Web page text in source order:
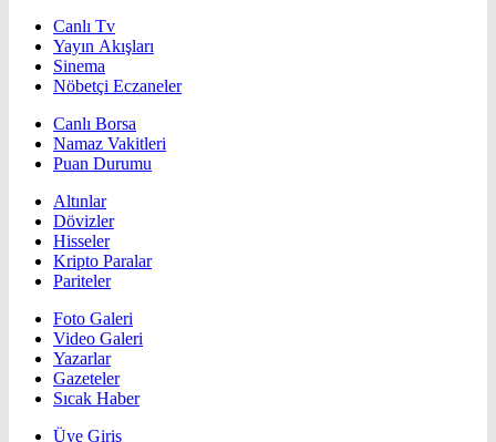
Canlı Tv
Yayın Akışları
Sinema
Nöbetçi Eczaneler
Canlı Borsa
Namaz Vakitleri
Puan Durumu
Altınlar
Dövizler
Hisseler
Kripto Paralar
Pariteler
Foto Galeri
Video Galeri
Yazarlar
Gazeteler
Sıcak Haber
Üye Giriş